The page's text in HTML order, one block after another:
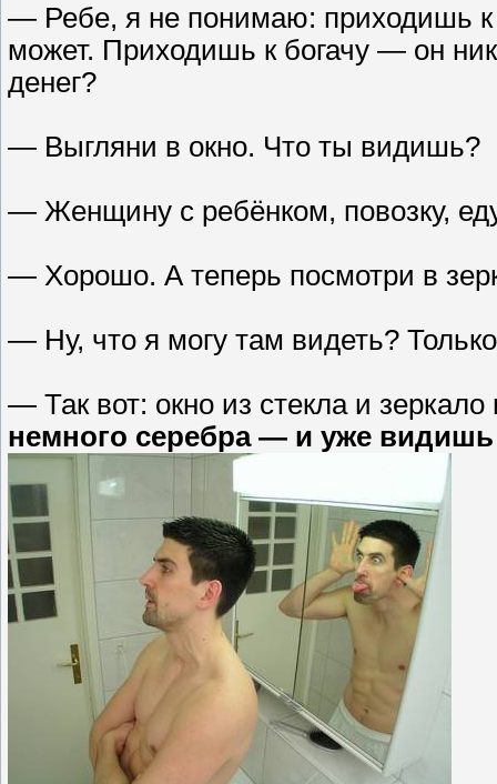
— Ребе, я не понимаю: приходишь к
может. Приходишь к богачу — он
денег?
— Выгляни в окно. Что ты видишь?
— Женщину с ребёнком, повозку,
— Хорошо. А теперь посмотри в
— Ну, что я могу там видеть?
— Так вот: окно из стекла и зеркало
немного серебра — и уже видишь